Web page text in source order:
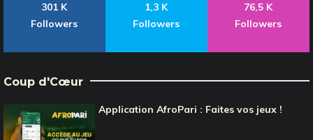
301 K
Followers
1,3 K
Followers
76,5 K
Followers
Coup d'Cœur
Application AfroPari : Faites vos jeux !